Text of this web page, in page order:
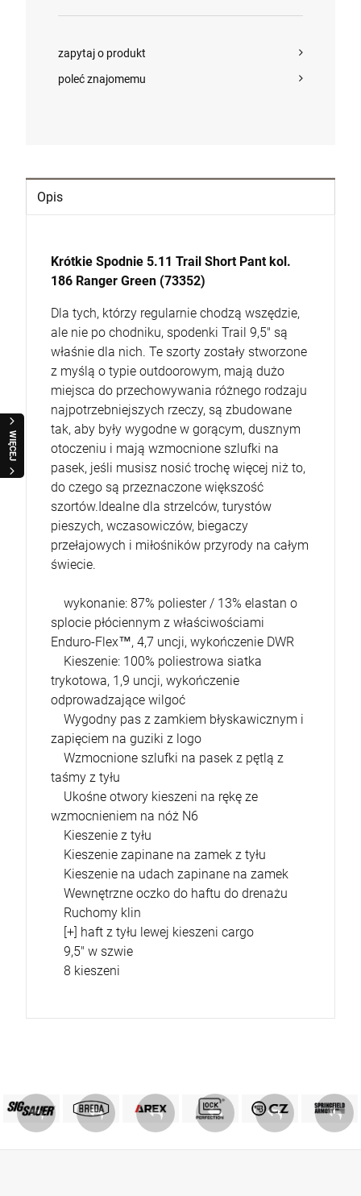
WIĘCEJ
zapytaj o produkt
poleć znajomemu
Opis
Krótkie Spodnie 5.11 Trail Short Pant kol.
186 Ranger Green (73352)
Dla tych, którzy regularnie chodzą wszędzie,
ale nie po chodniku, spodenki Trail 9,5" są
właśnie dla nich. Te szorty zostały stworzone
z myślą o typie outdoorowym, mają dużo
miejsca do przechowywania różnego rodzaju
najpotrzebniejszych rzeczy, są zbudowane
tak, aby były wygodne w gorącym, dusznym
otoczeniu i mają wzmocnione szlufki na
pasek, jeśli musisz nosić trochę więcej niż to,
do czego są przeznaczone większość
szortów.Idealne dla strzelców, turystów
pieszych, wczasowiczów, biegaczy
przełajowych i miłośników przyrody na całym
świecie.
wykonanie: 87% poliester / 13% elastan o
splocie płóciennym z właściwościami
Enduro-Flex™, 4,7 uncji, wykończenie DWR
Kieszenie: 100% poliestrowa siatka
trykotowa, 1,9 uncji, wykończenie
odprowadzające wilgoć
Wygodny pas z zamkiem błyskawicznym i
zapięciem na guziki z logo
Wzmocnione szlufki na pasek z pętlą z
taśmy z tyłu
Ukośne otwory kieszeni na rękę ze
wzmocnieniem na nóż N6
Kieszenie z tyłu
Kieszenie zapinane na zamek z tyłu
Kieszenie na udach zapinane na zamek
Wewnętrzne oczko do haftu do drenażu
Ruchomy klin
[+] haft z tyłu lewej kieszeni cargo
9,5" w szwie
8 kieszeni